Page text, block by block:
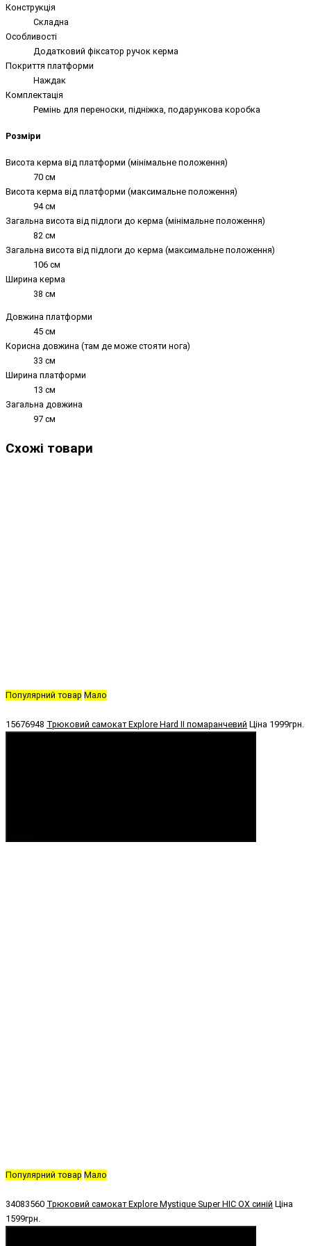
Конструкція
Складна
Особливості
Додатковий фіксатор ручок керма
Покриття платформи
Наждак
Комплектація
Ремінь для переноски, підніжка, подарункова коробка
Розміри
Висота керма від платформи (мінімальне положення)
70 см
Висота керма від платформи (максимальне положення)
94 см
Загальна висота від підлоги до керма (мінімальне положення)
82 см
Загальна висота від підлоги до керма (максимальне положення)
106 см
Ширина керма
38 см
Довжина платформи
45 см
Корисна довжина (там де може стояти нога)
33 см
Ширина платформи
13 см
Загальна довжина
97 см
Схожі товари
Популярний товар Мало
15676948 Трюковий самокат Explore Hard II помаранчевий Ціна 1999грн.
Популярний товар Мало
34083560 Трюковий самокат Explore Mystique Super HIC OX синій Ціна
1599грн.